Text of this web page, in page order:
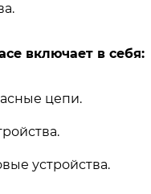
включает в себя:
цепи.
устройства.